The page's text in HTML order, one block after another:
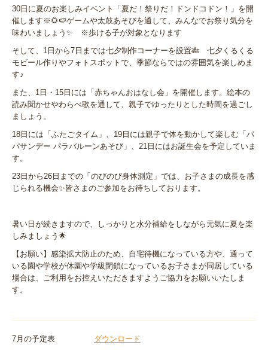
30日に夏のお楽しみイベント「夏だ！祭りだ！ドンドコドン！」を開
催します※🌻🍉ゲームや太鼓あそびを通して、みんなでお祭り気分を
味わいましょう✨ ※歩ける子が対象となります
そして、1日から7日までは七夕制作コーナーを設置🎋 七夕くるくる
モビール作りやフォトスポットで、季節ならではの雰囲気を楽しめま
す♪
また、1日・15日には「赤ちゃんおはなし会」を開催します。絵本の
読み聞かせやわらべ歌を通して、親子でゆったりとした時間を過ごし
ましょう。
18日には「ふたごタイム」、19日には親子で体を動かして楽しむ「パ
パサンデー パラバルーンあそび」、21日にはお誕生会を予定していま
す。
23日から26日までの「のびのび身体測定」では、お子さまの成長を感
じられる機会✨皆さまのご参加をお待ちしております。
暑い日が続きますので、しっかりと水分補給をしながら元気に夏を楽
しみましょう🌟
【お願い】感染拡大防止のため、自宅待機になっている方や、通って
いる園や学校が休園や学級閉鎖になっているお子さまが同居している
場合は、ご利用をお控えいただきますようご協力をお願いいたしま
す。
7月の予定表 ダウンロード